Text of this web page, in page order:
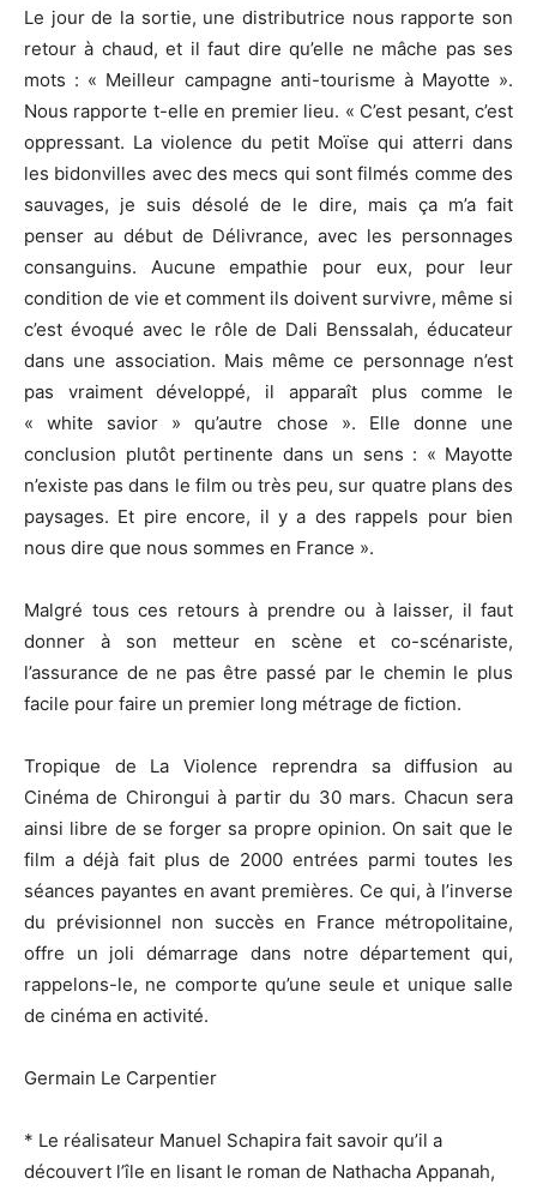
Le jour de la sortie, une distributrice nous rapporte son
retour à chaud, et il faut dire qu’elle ne mâche pas ses
mots : « Meilleur campagne anti-tourisme à Mayotte ».
Nous rapporte t-elle en premier lieu. « C’est pesant, c’est
oppressant. La violence du petit Moïse qui atterri dans
les bidonvilles avec des mecs qui sont filmés comme des
sauvages, je suis désolé de le dire, mais ça m’a fait
penser au début de Délivrance, avec les personnages
consanguins. Aucune empathie pour eux, pour leur
condition de vie et comment ils doivent survivre, même si
c’est évoqué avec le rôle de Dali Benssalah, éducateur
dans une association. Mais même ce personnage n’est
pas vraiment développé, il apparaît plus comme le
« white savior » qu’autre chose ». Elle donne une
conclusion plutôt pertinente dans un sens : « Mayotte
n’existe pas dans le film ou très peu, sur quatre plans des
paysages. Et pire encore, il y a des rappels pour bien
nous dire que nous sommes en France ».
Malgré tous ces retours à prendre ou à laisser, il faut
donner à son metteur en scène et co-scénariste,
l’assurance de ne pas être passé par le chemin le plus
facile pour faire un premier long métrage de fiction.
Tropique de La Violence reprendra sa diffusion au
Cinéma de Chirongui à partir du 30 mars. Chacun sera
ainsi libre de se forger sa propre opinion. On sait que le
film a déjà fait plus de 2000 entrées parmi toutes les
séances payantes en avant premières. Ce qui, à l’inverse
du prévisionnel non succès en France métropolitaine,
offre un joli démarrage dans notre département qui,
rappelons-le, ne comporte qu’une seule et unique salle
de cinéma en activité.
Germain Le Carpentier
* Le réalisateur Manuel Schapira fait savoir qu’il a
découvert l’île en lisant le roman de Nathacha Appanah,